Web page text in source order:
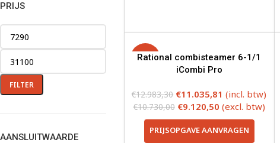
PRIJS
FILTER
AANSLUITWAARDE
-15%
Rational combisteamer 6-1/1
iCombi Pro
€12.983,30 €11.035,81 (incl. btw)
€10.730,00 €9.120,50 (excl. btw)
PRIJSOPGAVE AANVRAGEN